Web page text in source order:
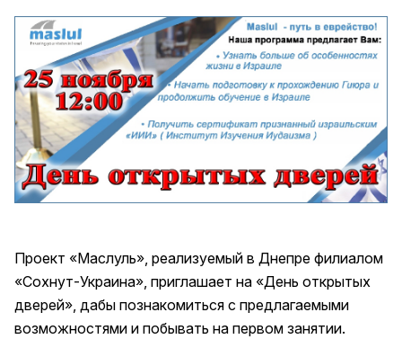
Проект «Маслуль», реализуемый в Днепре филиалом
«Сохнут-Украина», приглашает на «День открытых
дверей», дабы познакомиться с предлагаемыми
возможностями и побывать на первом занятии.